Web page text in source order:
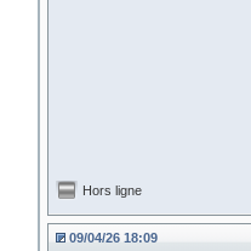
Hors ligne
09/04/26 18:09